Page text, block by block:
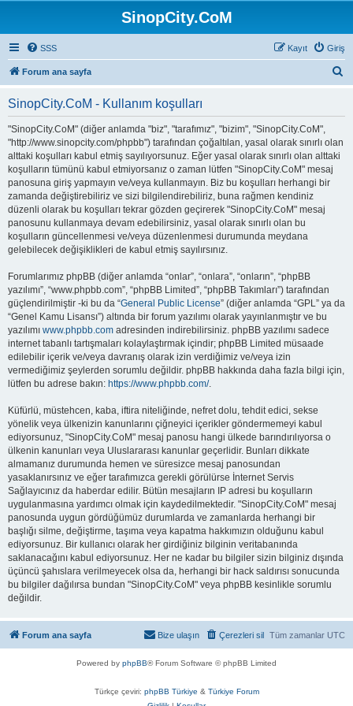
SinopCity.CoM
SSS Giriş
Kayıt
Forum ana sayfa
SinopCity.CoM - Kullanım koşulları
"SinopCity.CoM" (diğer anlamda "biz", "tarafımız", "bizim", "SinopCity.CoM",
"http://www.sinopcity.com/phpbb") tarafından çoğaltılan, yasal olarak sınırlı olan
alttaki koşulları kabul etmiş sayılıyorsunuz. Eğer yasal olarak sınırlı olan alttaki
koşulların tümünü kabul etmiyorsanız o zaman lütfen "SinopCity.CoM" mesaj
panosuna giriş yapmayın ve/veya kullanmayın. Biz bu koşulları herhangi bir
zamanda değiştirebiliriz ve sizi bilgilendirebiliriz, buna rağmen kendiniz
düzenli olarak bu koşulları tekrar gözden geçirerek "SinopCity.CoM" mesaj
panosunu kullanmaya devam edebilirsiniz, yasal olarak sınırlı olan bu
koşulların güncellenmesi ve/veya düzenlenmesi durumunda meydana
gelebilecek değişiklikleri de kabul etmiş sayılırsınız.
Forumlarımız phpBB (diğer anlamda “onlar”, “onlara”, “onların”, “phpBB
yazılımı”, “www.phpbb.com”, “phpBB Limited”, “phpBB Takımları”) tarafından
güçlendirilmiştir -ki bu da “General Public License” (diğer anlamda “GPL” ya da
“Genel Kamu Lisansı”) altında bir forum yazılımı olarak yayınlanmıştır ve bu
yazılımı www.phpbb.com adresinden indirebilirsiniz. phpBB yazılımı sadece
internet tabanlı tartışmaları kolaylaştırmak içindir; phpBB Limited müsaade
edilebilir içerik ve/veya davranış olarak izin verdiğimiz ve/veya izin
vermediğimiz şeylerden sorumlu değildir. phpBB hakkında daha fazla bilgi için,
lütfen bu adrese bakın: https://www.phpbb.com/.
Küfürlü, müstehcen, kaba, iftira niteliğinde, nefret dolu, tehdit edici, sekse
yönelik veya ülkenizin kanunlarını çiğneyici içerikler göndermemeyi kabul
ediyorsunuz, "SinopCity.CoM" mesaj panosu hangi ülkede barındırılıyorsa o
ülkenin kanunları veya Uluslararası kanunlar geçerlidir. Bunları dikkate
almamanız durumunda hemen ve süresizce mesaj panosundan
yasaklanırsınız ve eğer tarafımızca gerekli görülürse İnternet Servis
Sağlayıcınız da haberdar edilir. Bütün mesajların IP adresi bu koşulların
uygulanmasına yardımcı olmak için kaydedilmektedir. "SinopCity.CoM" mesaj
panosunda uygun gördüğümüz durumlarda ve zamanlarda herhangi bir
başlığı silme, değiştirme, taşıma veya kapatma hakkımızın olduğunu kabul
ediyorsunuz. Bir kullanıcı olarak her girdiğiniz bilginin veritabanında
saklanacağını kabul ediyorsunuz. Her ne kadar bu bilgiler sizin bilginiz dışında
üçüncü şahıslara verilmeyecek olsa da, herhangi bir hack saldırısı sonucunda
bu bilgiler dağılırsa bundan "SinopCity.CoM" veya phpBB kesinlikle sorumlu
değildir.
Forum ana sayfa Tüm zamanlar UTC
Çerezleri sil
Bize ulaşın
Powered by phpBB® Forum Software © phpBB Limited
Türkçe çeviri: phpBB Türkiye & Türkiye Forum